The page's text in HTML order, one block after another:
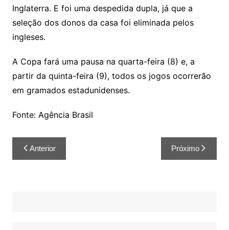
Inglaterra. E foi uma despedida dupla, já que a
seleção dos donos da casa foi eliminada pelos
ingleses.
A Copa fará uma pausa na quarta-feira (8) e, a
partir da quinta-feira (9), todos os jogos ocorrerão
em gramados estadunidenses.
Fonte: Agência Brasil
Anterior Próximo